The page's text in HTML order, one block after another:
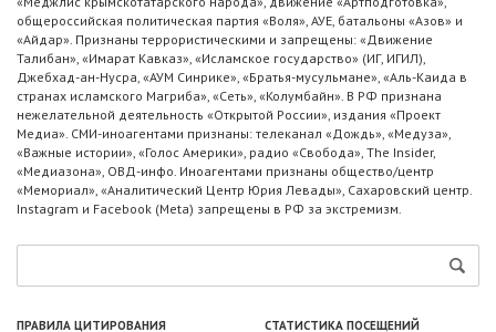
общероссийская политическая партия «Воля», АУЕ, батальоны «Азов» и
«Айдар». Признаны террористическими и запрещены: «Движение
Талибан», «Имарат Кавказ», «Исламское государство» (ИГ, ИГИЛ),
Джебхад-ан-Нусра, «АУМ Синрике», «Братья-мусульмане», «Аль-Каида в
странах исламского Магриба», «Сеть», «Колумбайн». В РФ признана
нежелательной деятельность «Открытой России», издания «Проект
Медиа». СМИ-иноагентами признаны: телеканал «Дождь», «Медуза»,
«Важные истории», «Голос Америки», радио «Свобода», The Insider,
«Медиазона», ОВД-инфо. Иноагентами признаны общество/центр
«Мемориал», «Аналитический Центр Юрия Левады», Сахаровский центр.
Instagram и Facebook (Metа) запрещены в РФ за экстремизм.
ПРАВИЛА ЦИТИРОВАНИЯ СТАТИСТИКА ПОСЕЩЕНИЙ